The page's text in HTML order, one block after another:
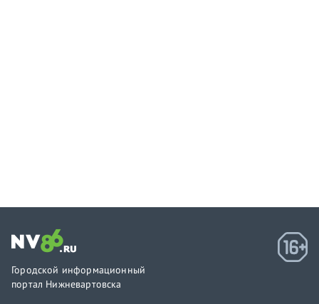
Городской информационный
портал Нижневартовска